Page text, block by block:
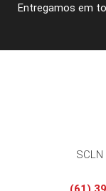
Entregamos em